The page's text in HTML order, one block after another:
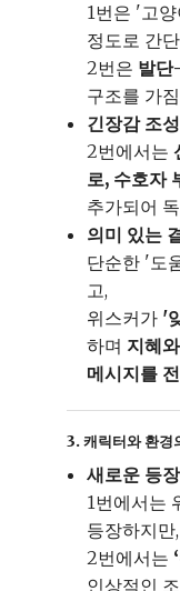
1번은 '고
정도로 간
2번은 발
구조를 가
긴장감 조성
2번에서는
로, 수호자
추가되어
의미 있는
단순한 '도
고,
위스커가 '
하며 지혜
메시지를
3. 캐릭터와 환경
새로운 등
1번에서는
등장하지만,
2번에서는
인상적인